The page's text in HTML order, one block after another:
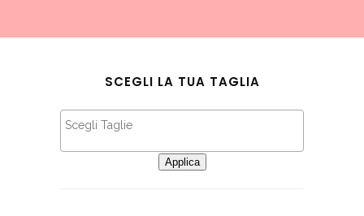
SCEGLI LA TUA TAGLIA
Applica